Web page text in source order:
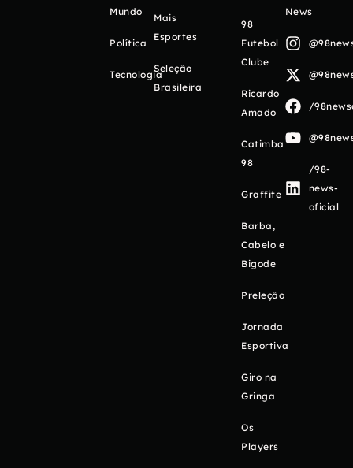
Mundo
Política
Tecnologia
Mais
Esportes
Seleção
Brasileira
98
Futebol
Clube
Ricardo
Amado
Catimba
98
Graffite
Barba,
Cabelo e
Bigode
Preleção
Jornada
Esportiva
Giro na
Gringa
Os
Players
News
/
/98-
news-
oficial